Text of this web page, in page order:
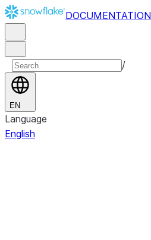
DOCUMENTATION
/
EN
Language
English